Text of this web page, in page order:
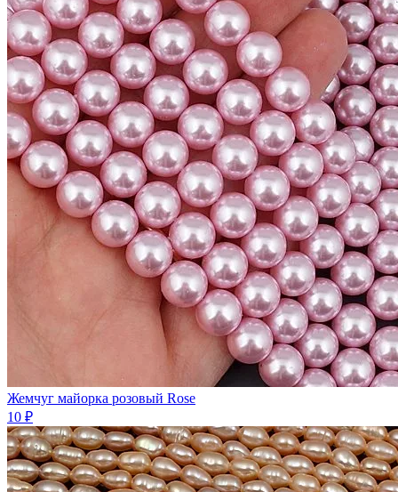
Жемчуг майорка розовый Rose
10 ₽